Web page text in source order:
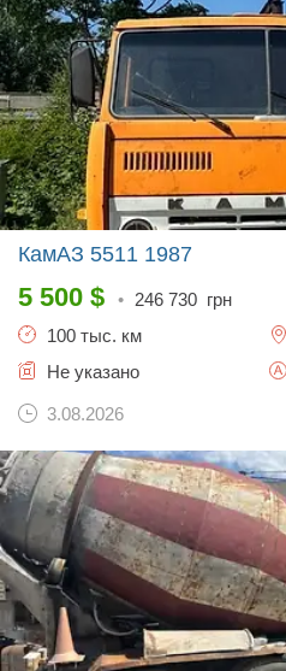
КамАЗ 5511 1987
5 500 $ • 246 730 грн
100 тыс. км
Не указано
3.08.2026